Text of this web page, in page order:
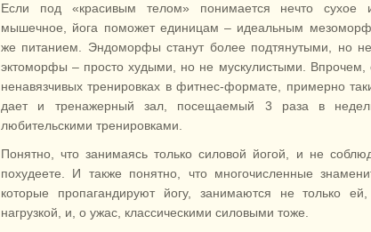
Если под «красивым телом» понимается нечто сухое
мышечное, йога поможет единицам – идеальным
же питанием. Эндоморфы станут более подтянутыми, но
эктоморфы – просто худыми, но не мускулистыми. Впрочем,
ненавязчивых тренировках в фитнес-формате, примерно
дает и тренажерный зал, посещаемый 3 раза в
любительскими тренировками.
Понятно, что занимаясь только силовой йогой, и не
похудеете. И также понятно, что многочисленные
которые пропагандируют йогу, занимаются не только
нагрузкой, и, о ужас, классическими силовыми тоже.